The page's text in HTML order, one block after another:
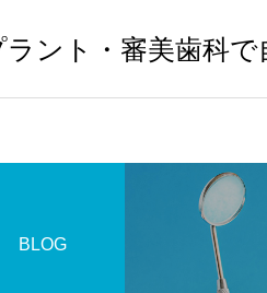
ラント・審美歯科
BLOG